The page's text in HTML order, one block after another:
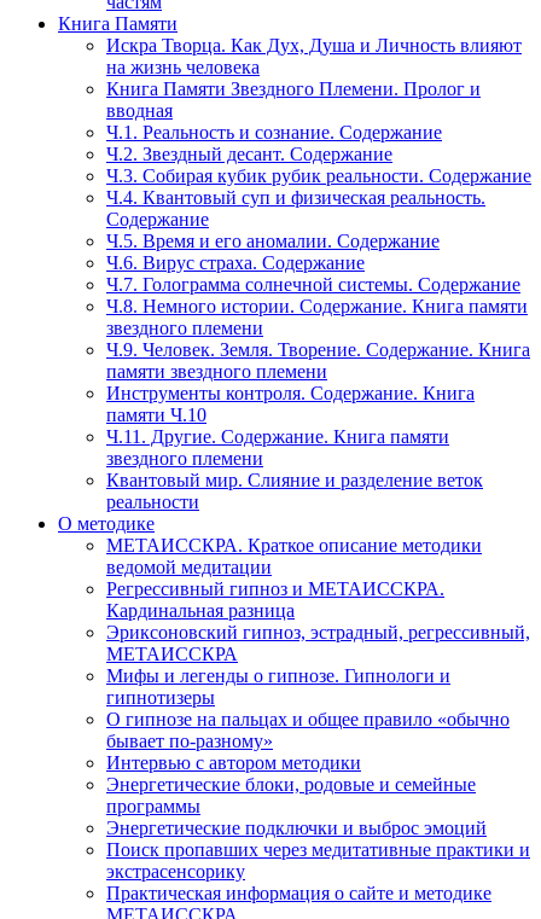
Книга Памяти
Искра Творца. Как Дух, Душа и Личность влияют
на жизнь человека
Книга Памяти Звездного Племени. Пролог и
вводная
Ч.1. Реальность и сознание. Содержание
Ч.2. Звездный десант. Содержание
Ч.3. Собирая кубик рубик реальности. Содержание
Ч.4. Квантовый суп и физическая реальность.
Содержание
Ч.5. Время и его аномалии. Содержание
Ч.6. Вирус страха. Содержание
Ч.7. Голограмма солнечной системы. Содержание
Ч.8. Немного истории. Содержание. Книга памяти
звездного племени
Ч.9. Человек. Земля. Творение. Содержание. Книга
памяти звездного племени
Инструменты контроля. Содержание. Книга
памяти Ч.10
Ч.11. Другие. Содержание. Книга памяти
звездного племени
Квантовый мир. Слияние и разделение веток
реальности
О методике
МЕТАИССКРА. Краткое описание методики
ведомой медитации
Регрессивный гипноз и МЕТАИССКРА.
Кардинальная разница
Эриксоновский гипноз, эстрадный, регрессивный,
МЕТАИССКРА
Мифы и легенды о гипнозе. Гипнологи и
гипнотизеры
О гипнозе на пальцах и общее правило «обычно
бывает по-разному»
Интервью с автором методики
Энергетические блоки, родовые и семейные
программы
Энергетические подключки и выброс эмоций
Поиск пропавших через медитативные практики и
экстрасенсорику
Практическая информация о сайте и методике
МЕТАИССКРА